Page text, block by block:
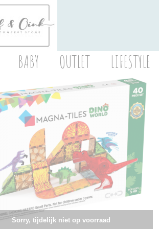
BABY OUTLET LIFESTYLE
Sorry, tijdelijk niet op voorraad